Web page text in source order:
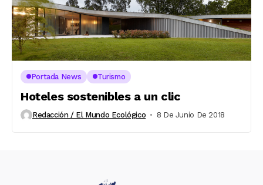
Portada News Turismo
Hoteles sostenibles a un clic
Redacción / El Mundo Ecológico 8 De Junio De 2018